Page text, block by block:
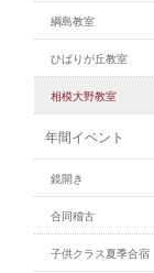
綱島教室
ひばりが丘教室
相模大野教室
年間イベント
鏡開き
合同稽古
子供クラス夏季合宿